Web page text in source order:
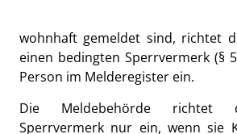
wohnhaft gemeldet sind, richtet
einen bedingten Sperrvermerk (§
Person im Melderegister ein.
Die Meldebehörde richtet
Sperrvermerk nur ein, wenn sie